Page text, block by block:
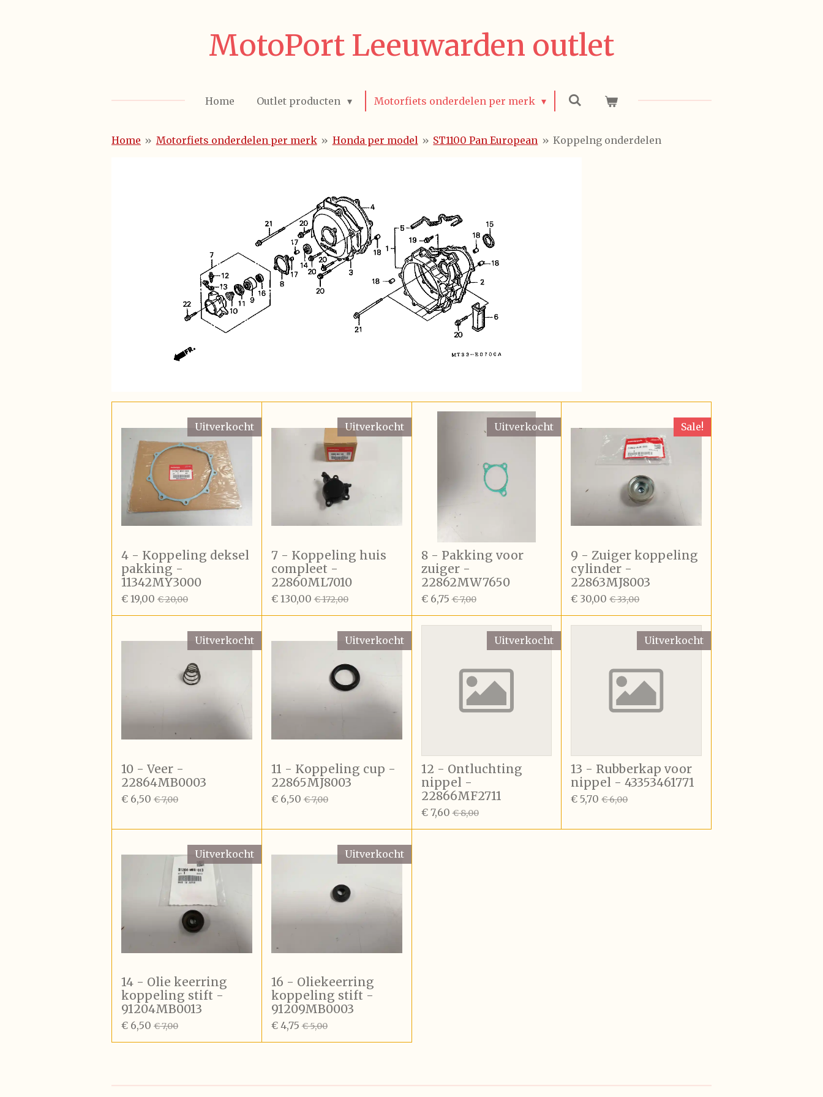
MotoPort Leeuwarden outlet
Home Outlet producten Motorfiets onderdelen per merk
Home » Motorfiets onderdelen per merk » Honda per model » ST1100 Pan European » Koppelng onderdelen
Uitverkocht
4 - Koppeling deksel
pakking -
11342MY3000
€ 19,00 € 20,00
Uitverkocht
7 - Koppeling huis
compleet -
22860ML7010
€ 130,00 € 172,00
Uitverkocht
8 - Pakking voor
zuiger -
22862MW7650
€ 6,75 € 7,00
Sale!
9 - Zuiger koppeling
cylinder -
22863MJ8003
€ 30,00 € 33,00
Uitverkocht
10 - Veer -
22864MB0003
€ 6,50 € 7,00
Uitverkocht
11 - Koppeling cup -
22865MJ8003
€ 6,50 € 7,00
Uitverkocht
12 - Ontluchting
nippel -
22866MF2711
€ 7,60 € 8,00
Uitverkocht
13 - Rubberkap voor
nippel - 43353461771
€ 5,70 € 6,00
Uitverkocht
14 - Olie keerring
koppeling stift -
91204MB0013
€ 6,50 € 7,00
Uitverkocht
16 - Oliekeerring
koppeling stift -
91209MB0003
€ 4,75 € 5,00